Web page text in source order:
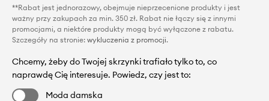
**Rabat jest jednorazowy, obejmuje nieprzecenione produkty i jest
ważny przy zakupach za min. 350 zł. Rabat nie łączy się z innymi
promocjami, a niektóre produkty mogą być wyłączone z rabatu.
Szczegóły na stronie: wykluczenia z promocji.
Chcemy, żeby do Twojej skrzynki trafiało tylko to, co
naprawdę Cię interesuje. Powiedz, czy jest to:
Moda damska